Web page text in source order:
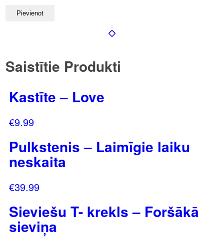
Saistītie Produkti
Kastīte – Love
€9.99
Pulkstenis – Laimīgie laiku
neskaita
€39.99
Sieviešu T- krekls – Foršākā
sieviņa